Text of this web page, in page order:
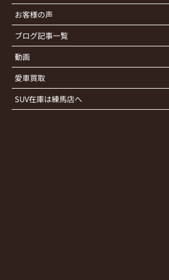
お客様の声
ブログ記事一覧
動画
愛車買取
SUV在庫は練馬店へ